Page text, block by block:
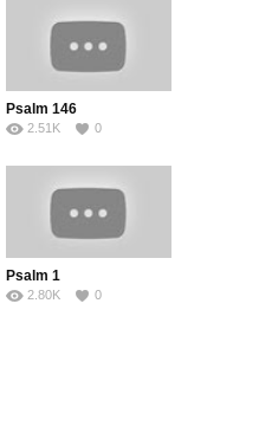
Psalm 146
2.51K 0
Psalm 1
2.80K 0